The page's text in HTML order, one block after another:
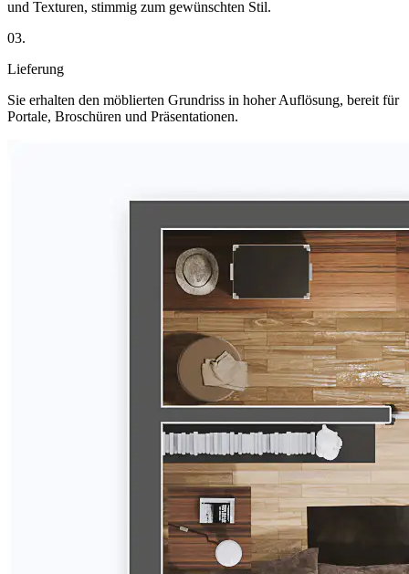
und Texturen, stimmig zum gewünschten Stil.
03.
Lieferung
Sie erhalten den möblierten Grundriss in hoher Auflösung, bereit für
Portale, Broschüren und Präsentationen.